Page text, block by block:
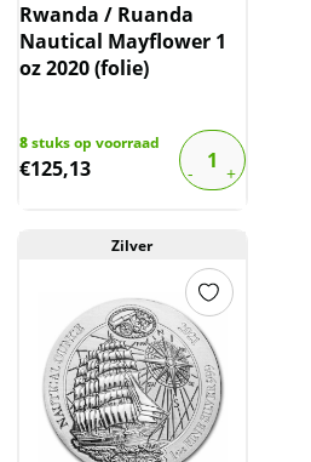
Rwanda / Ruanda
Nautical Mayflower 1
oz 2020 (folie)
8stuks op voorraad
€125,13
Zilver